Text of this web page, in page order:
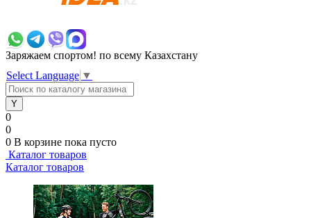
Заряжаем спортом! по всему Казахстану
Select Language ▼
0
0
0 В корзине пока пусто
Каталог товаров
Каталог товаров